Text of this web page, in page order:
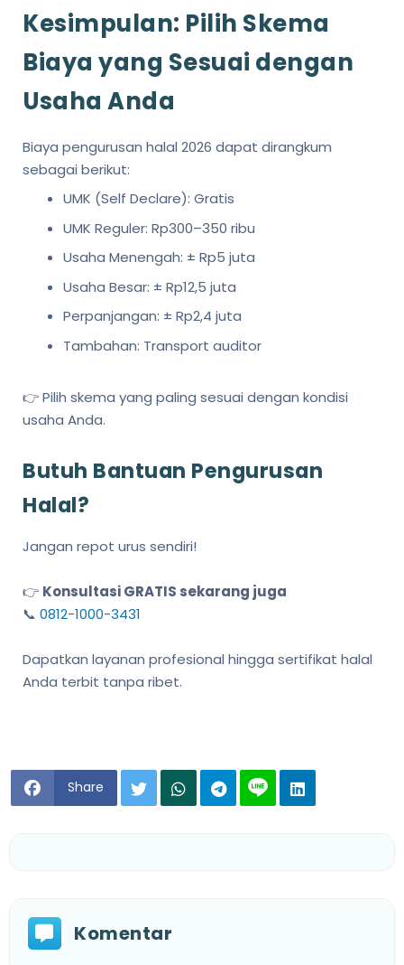
Kesimpulan: Pilih Skema
Biaya yang Sesuai dengan
Usaha Anda
Biaya pengurusan halal 2026 dapat dirangkum
sebagai berikut:
UMK (Self Declare): Gratis
UMK Reguler: Rp300–350 ribu
Usaha Menengah: ± Rp5 juta
Usaha Besar: ± Rp12,5 juta
Perpanjangan: ± Rp2,4 juta
Tambahan: Transport auditor
👉 Pilih skema yang paling sesuai dengan kondisi
usaha Anda.
Butuh Bantuan Pengurusan
Halal?
Jangan repot urus sendiri!
👉 Konsultasi GRATIS sekarang juga
📞 0812-1000-3431
Dapatkan layanan profesional hingga sertifikat halal
Anda terbit tanpa ribet.
Share
Komentar